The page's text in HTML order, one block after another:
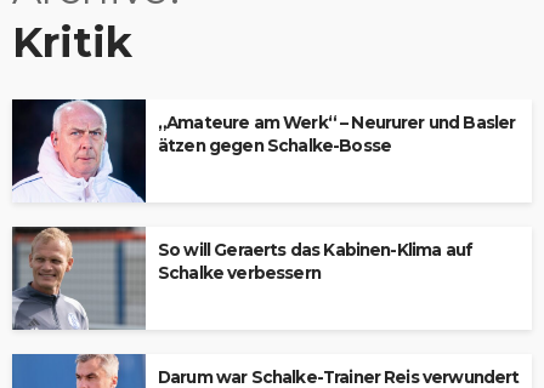
Kritik
„Amateure am Werk“ – Neururer und Basler
ätzen gegen Schalke-Bosse
So will Geraerts das Kabinen-Klima auf
Schalke verbessern
Darum war Schalke-Trainer Reis verwundert